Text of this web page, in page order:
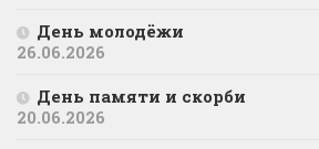
День молодёжи
26.06.2026
День памяти и скорби
20.06.2026